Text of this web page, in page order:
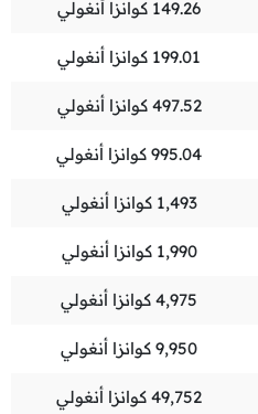
149.26 كوانزا أنغولي
199.01 كوانزا أنغولي
497.52 كوانزا أنغولي
995.04 كوانزا أنغولي
1,493 كوانزا أنغولي
1,990 كوانزا أنغولي
4,975 كوانزا أنغولي
9,950 كوانزا أنغولي
49,752 كوانزا أنغولي